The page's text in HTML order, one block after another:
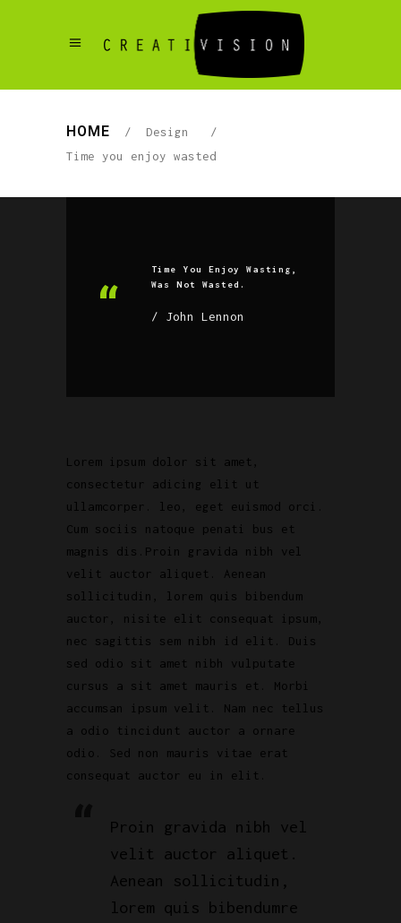
HOME / Design
/
Time you enjoy wasted
Time You Enjoy Wasting,
Was Not Wasted.
John Lennon
Lorem ipsum dolor sit amet,
consectetur adicing elit ut
ullamcorper. leo, eget euismod orci.
Cum sociis natoque penati bus et
magnis dis.Proin gravida nibh vel
velit auctor aliquet. Aenean
sollicitudin, lorem quis bibendum
auctor, nisite elit consequat ipsum,
nec sagittis sem nibh id elit. Duis
sed odio sit amet nibh vulputate
cursus a sit amet mauris et. Morbi
accumsan ipsum velit. Nam nec tellus
a odio tincidunt auctor a ornare
odio. Sed non mauris vitae erat
consequat auctor eu in elit.
Proin gravida nibh vel
velit auctor aliquet.
Aenean sollicitudin,
lorem quis bibendumre